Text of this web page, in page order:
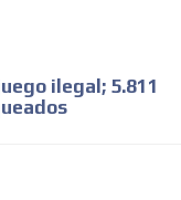
ilegal; 5.811